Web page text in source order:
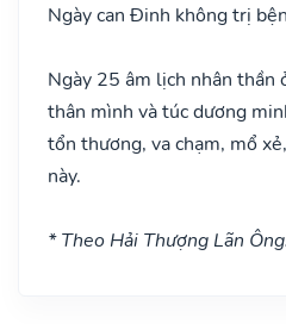
Ngày can Đinh không trị
Ngày 25 âm lịch nhân thần
thân mình và túc dương
tổn thương, va chạm, mổ
này.
* Theo Hải Thượng Lãn Ông.